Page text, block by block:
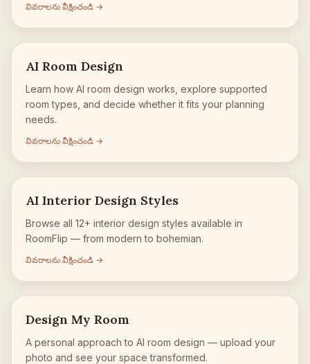
వివరాలను వీక్షించండి →
AI Room Design
Learn how AI room design works, explore supported
room types, and decide whether it fits your planning
needs.
వివరాలను వీక్షించండి →
AI Interior Design Styles
Browse all 12+ interior design styles available in
RoomFlip — from modern to bohemian.
వివరాలను వీక్షించండి →
Design My Room
A personal approach to AI room design — upload your
photo and see your space transformed.